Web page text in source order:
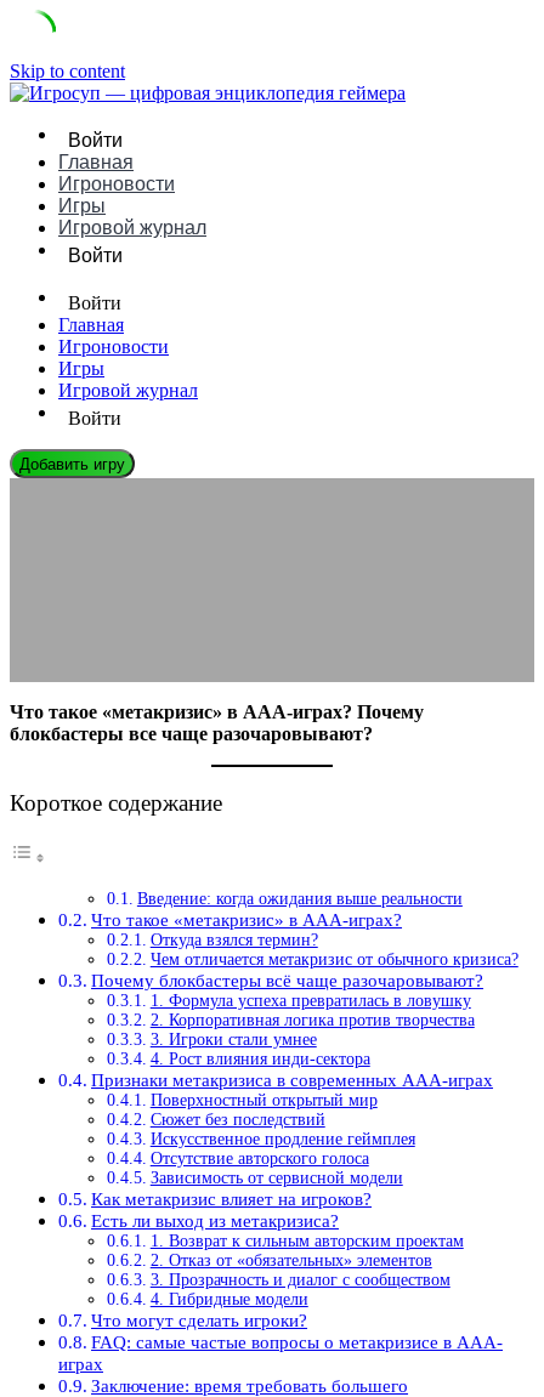
Skip to content
Войти
Главная
Игроновости
Игры
Игровой журнал
Войти
Войти
Главная
Игроновости
Игры
Игровой журнал
Войти
Добавить игру
Что такое «метакризис» в ААА-играх? Почему
блокбастеры все чаще разочаровывают?
Короткое содержание
Введение: когда ожидания выше реальности
Что такое «метакризис» в ААА-играх?
Откуда взялся термин?
Чем отличается метакризис от обычного кризиса?
Почему блокбастеры всё чаще разочаровывают?
1. Формула успеха превратилась в ловушку
2. Корпоративная логика против творчества
3. Игроки стали умнее
4. Рост влияния инди-сектора
Признаки метакризиса в современных ААА-играх
Поверхностный открытый мир
Сюжет без последствий
Искусственное продление геймплея
Отсутствие авторского голоса
Зависимость от сервисной модели
Как метакризис влияет на игроков?
Есть ли выход из метакризиса?
1. Возврат к сильным авторским проектам
2. Отказ от «обязательных» элементов
3. Прозрачность и диалог с сообществом
4. Гибридные модели
Что могут сделать игроки?
FAQ: самые частые вопросы о метакризисе в ААА-
играх
Заключение: время требовать большего